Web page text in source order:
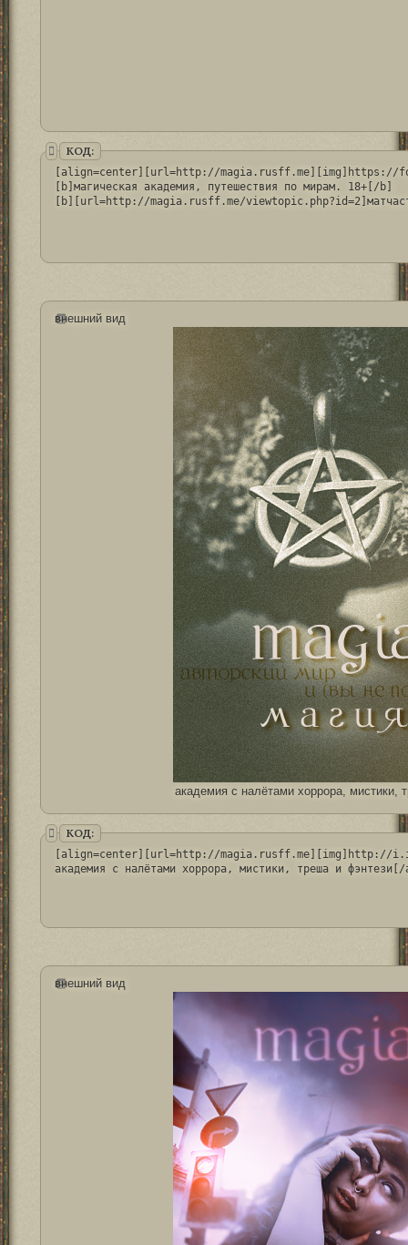
КОД:
[align=center][url=http://magia.rusff.me][img]https://
[b]магическая академия, путешествия по мирам. 18+[/b]
[b][url=http://magia.rusff.me/
внешний вид
академия с налётами хоррора, мистики,
КОД:
[align=center][url=http://magia.rusff.me][img]http://
академия с налётами хоррора, мистики, треша и
внешний вид